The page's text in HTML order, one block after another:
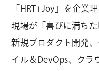
「HRT+Joy」を企業
現場が「喜びに満ち
新規プロダクト開発
イル＆DevOps、クラ